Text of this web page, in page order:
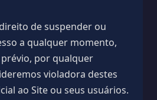
de suspender ou
a qualquer momento,
por qualquer
violadora destes
ao Site ou seus usuários.